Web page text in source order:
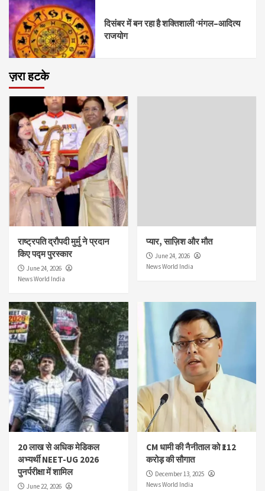
दिसंबर में बन रहा है शक्तिशाली ‘मंगल–आदित्य
राजयोग
ज़रा हटके
राष्ट्रपति द्रौपदी मुर्मु ने प्रदान
किए पद्म पुरस्कार
June 24, 2026
News World India
प्यार, साज़िश और मौत
June 24, 2026
News World India
20 लाख से अधिक मेडिकल
अभ्यर्थी NEET-UG 2026
पुनर्परीक्षा में शामिल
June 22, 2026
CM धामी की नैनीताल को ₹112
करोड़ की सौगात
December 13, 2025
News World India